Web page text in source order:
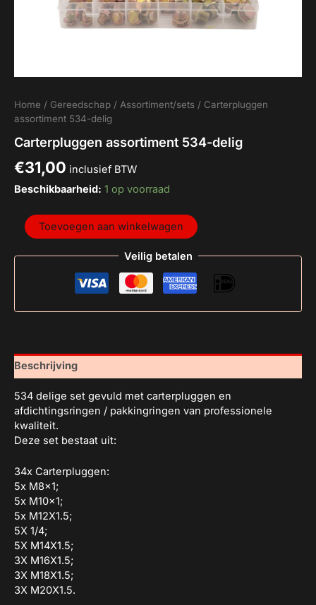
Home / Gereedschap / Assortiment/sets / Carterpluggen
assortiment 534-delig
Carterpluggen assortiment 534-delig
€31,00 inclusief BTW
Beschikbaarheid: 1 op voorraad
Toevoegen aan winkelwagen
Veilig betalen
Beschrijving
534 delige set gevuld met carterpluggen en
afdichtingsringen / pakkingringen van professionele
kwaliteit.
Deze set bestaat uit:
34x Carterpluggen:
5x M8x1;
5x M10x1;
5x M12X1.5;
5X 1/4;
5X M14X1.5;
3X M16X1.5;
3X M18X1.5;
3X M20X1.5.